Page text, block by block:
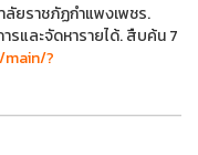
ลัยราชภัฏกำแพงเพชร.
รและจัดหารายได้. สืบค้น 7
?